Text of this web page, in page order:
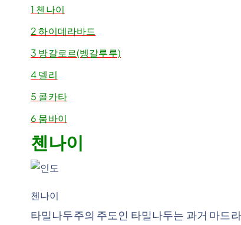
1 첸나이
2 하이데라바드
3 방갈로르(벵갈루루)
4델리
5 콜카타
6 뭄바이
첸나이
첸나이
타밀나두주의 주도인 타밀나두는 과거 마드